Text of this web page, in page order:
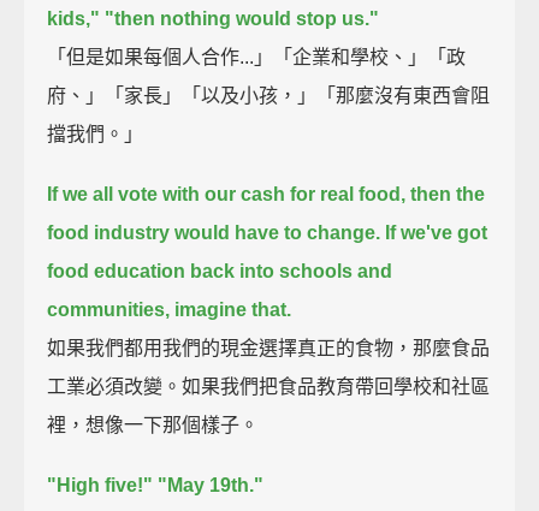
kids," "then nothing would stop us."
「但是如果每個人合作...」「企業和學校、」「政
府、」「家長」「以及小孩，」「那麼沒有東西會阻
擋我們。」
If we all vote with our cash for real food, then the
food industry would have to change. If we've got
food education back into schools and
communities, imagine that.
如果我們都用我們的現金選擇真正的食物，那麼食品
工業必須改變。如果我們把食品教育帶回學校和社區
裡，想像一下那個樣子。
"High five!" "May 19th."